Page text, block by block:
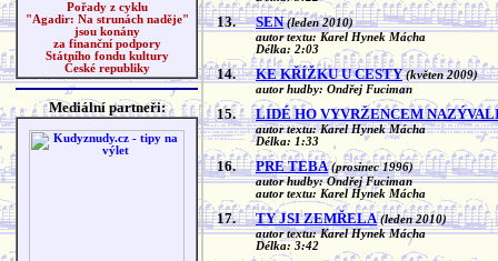
Pořady z cyklu
"Agadir: Na strunách naděje"
jsou konány
za finanční podpory
Státního fondu kultury
České republiky
Mediální partneři:
13. SEN (leden 2010)
autor textu: Karel Hynek Mácha
Délka: 2:03
14. KE KŘÍŽKU U CESTY (květen 2009)
autor hudby: Ondřej Fuciman
15. LIDÉ HO VYVRŽENCEM
autor textu: Karel Hynek Mácha
Délka: 1:33
16. PRE TEBA (prosinec 1996)
autor hudby: Ondřej Fuciman
autor textu: Karel Hynek Mácha
17. TY JSI ZEMŘELA (leden 2010)
autor textu: Karel Hynek Mácha
Délka: 3:42